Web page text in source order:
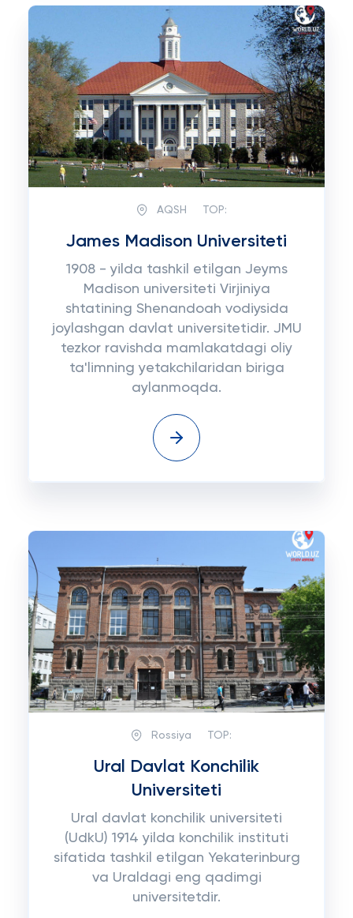
AQSH TOP:
James Madison Universiteti
1908 - yilda tashkil etilgan Jeyms
Madison universiteti Virjiniya
shtatining Shenandoah vodiysida
joylashgan davlat universitetidir. JMU
tezkor ravishda mamlakatdagi oliy
ta'limning yetakchilaridan biriga
aylanmoqda.
Rossiya TOP:
Ural Davlat Konchilik
Universiteti
Ural davlat konchilik universiteti
(UdkU) 1914 yilda konchilik instituti
sifatida tashkil etilgan Yekaterinburg
va Uraldagi eng qadimgi
universitetdir.